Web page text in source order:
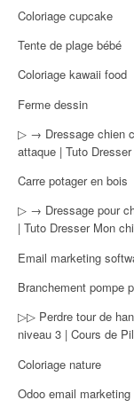
Coloriage cupcake
Tente de plage bébé
Coloriage kawaii food
Ferme dessin
▷ → Dressage chien
attaque | Tuto
Carre potager en bois
▷ → Dressage pour
| Tuto Dresser Mon
Email marketing
Branchement pompe
▷▷ Perdre tour de
niveau 3 | Cours de
Coloriage nature
Odoo email marketing